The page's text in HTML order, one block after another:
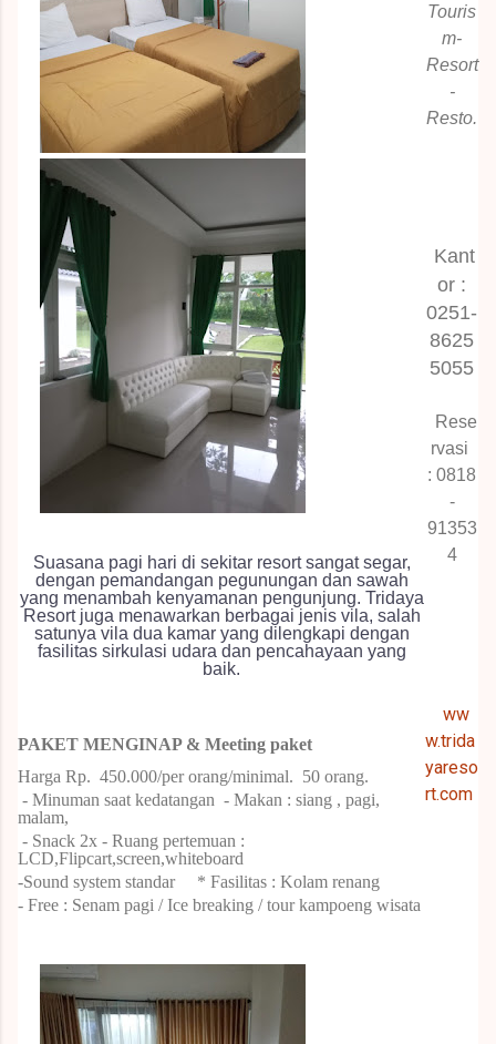
Suasana pagi hari di sekitar resort sangat segar,
dengan pemandangan pegunungan dan sawah
yang menambah kenyamanan pengunjung. Tridaya
Resort juga menawarkan berbagai jenis vila, salah
satunya vila dua kamar yang dilengkapi dengan
fasilitas sirkulasi udara dan pencahayaan yang
baik.
PAKET MENGINAP & Meeting paket
Harga Rp. 450.000/per orang/minimal. 50 orang.
- Minuman saat kedatangan - Makan : siang , pagi,
malam,
- Snack 2x - Ruang pertemuan :
LCD,Flipcart,screen,whiteboard
-Sound system standar * Fasilitas : Kolam renang
- Free : Senam pagi / Ice breaking / tour kampoeng wisata
Touris
m-
Resort
-
Resto.
Kant
or :
0251-
8625
5055
Rese
rvasi
: 0818
-
91353
4
ww
w.trida
yareso
rt.com